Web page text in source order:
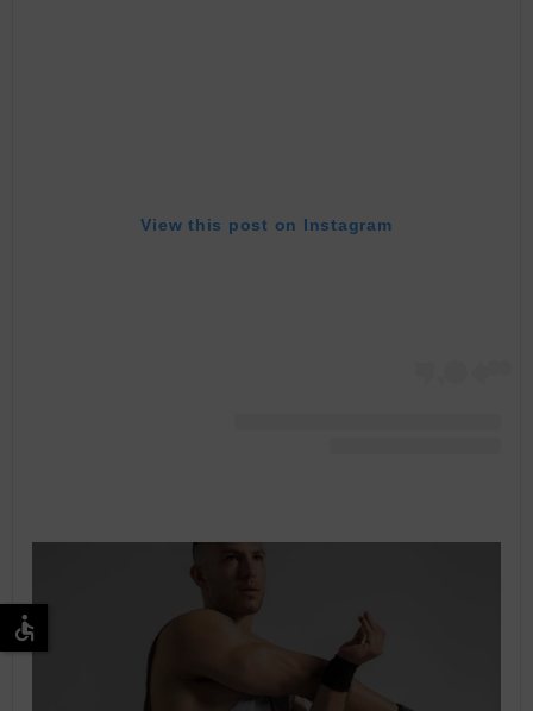
View this post on Instagram